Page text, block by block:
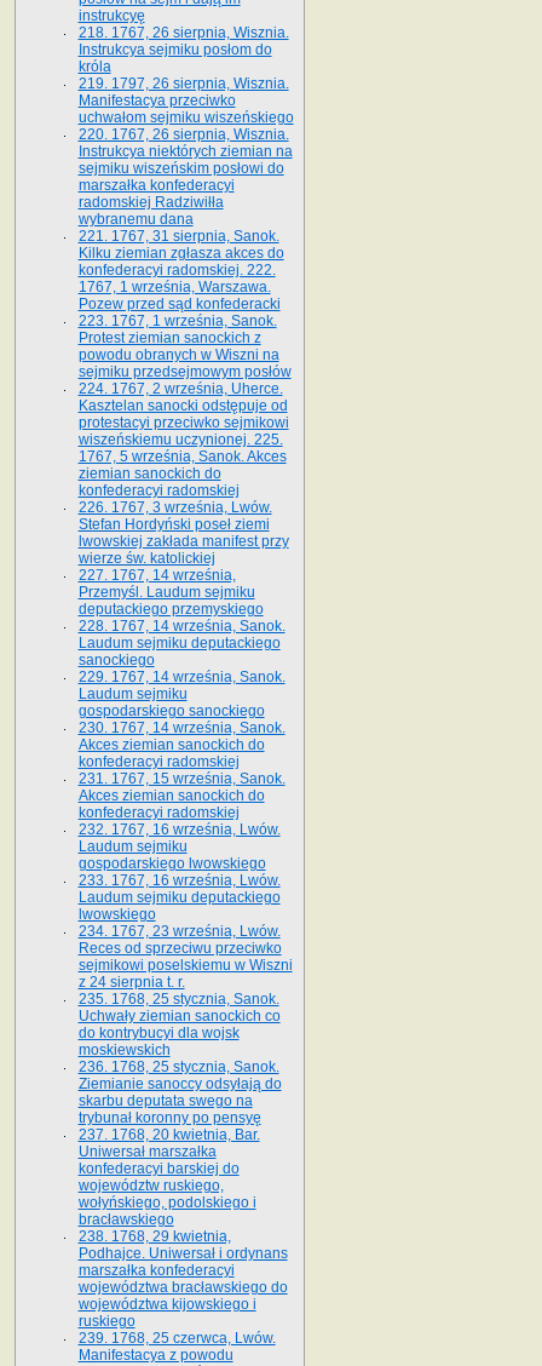
instrukcyę
218. 1767, 26 sierpnia, Wisznia.
Instrukcya sejmiku posłom do
króla
219. 1797, 26 sierpnia, Wisznia.
Manifestacya przeciwko
uchwałom sejmiku wiszeńskiego
220. 1767, 26 sierpnia, Wisznia.
Instrukcya niektórych ziemian na
sejmiku wiszeńskim posłowi do
marszałka konfe­deracyi
radomskiej Radziwiłła
wybranemu dana
221. 1767, 31 sierpnia, Sanok.
Kilku ziemian zgłasza akces do
konfederacyi radomskiej. 222.
1767, 1 września, Warszawa.
Pozew przed sąd konfederacki
223. 1767, 1 września, Sanok.
Protest ziemian sanockich z
powodu obranych w Wiszni na
sejmiku przedsejmo­wym posłów
224. 1767, 2 września, Uherce.
Kasztelan sanocki odstępuje od
protestacyi przeciwko sejmikowi
wiszeńskiemu uczynionej. 225.
1767, 5 września, Sanok. Akces
ziemian sanockich do
konfederacyi radomskiej
226. 1767, 3 września, Lwów.
Stefan Hordyński poseł ziemi
lwowskiej zakłada manifest przy
wierze św. ka­tolickiej
227. 1767, 14 września,
Przemyśl. Laudum sejmiku
deputackiego przemyskiego
228. 1767, 14 września, Sanok.
Laudum sejmiku deputackiego
sanockiego
229. 1767, 14 września, Sanok.
Laudum sejmiku
gospodarskiego sanockiego
230. 1767, 14 września, Sanok.
Akces ziemian sanockich do
konfederacyi radomskiej
231. 1767, 15 września, Sanok.
Akces ziemian sanockich do
konfederacyi radomskiej
232. 1767, 16 września, Lwów.
Laudum sejmiku
gospodarskiego lwowskiego
233. 1767, 16 września, Lwów.
Laudum sejmiku deputackiego
lwowskiego
234. 1767, 23 września, Lwów.
Reces od sprzeciwu przeciwko
sejmikowi poselskiemu w Wiszni
z 24 sierpnia t. r.
235. 1768, 25 stycznia, Sanok.
Uchwały ziemian sanockich co
do kontrybucyi dla wojsk
moskiewskich
236. 1768, 25 stycznia, Sanok.
Ziemianie sanoccy odsyłają do
skarbu deputata swego na
trybunał koronny po pensyę
237. 1768, 20 kwietnia, Bar.
Uniwersał marszałka
konfederacyi barskiej do
województw ruskiego,
wołyńskiego, podolskiego i
bracławskiego
238. 1768, 29 kwietnia,
Podhajce. Uniwersał i ordynans
marszałka konfederacyi
województwa bracławskiego do
wo­jewództwa kijowskiego i
ruskiego
239. 1768, 25 czerwca, Lwów.
Manifestacya z powodu